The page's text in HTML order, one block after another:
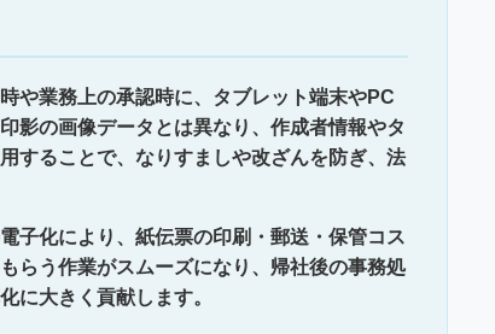
や業務上の承認時に、タブレット端末やPC
影の画像データとは異なり、作成者情報やタ
することで、なりすましや改ざんを防ぎ、法
子化により、紙伝票の印刷・郵送・保管コス
らう作業がスムーズになり、帰社後の事務処
に大きく貢献します。